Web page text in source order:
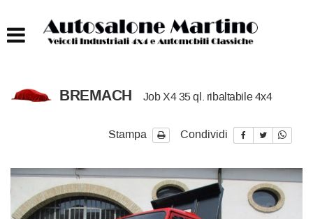
AUTOCARRI OLTRE 75T
IMBARCAZIONI
BREMACH Job X4 35 ql. ribaltabile 4x4
Stampa Condividi